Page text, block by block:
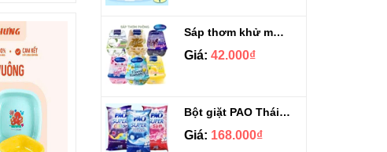
Sáp thơm khử mùi cao cấp Shaldan Scent & Care
Giá: 42.000₫
Bột giặt PAO Thái Lan túi 5kg
Giá: 168.000₫